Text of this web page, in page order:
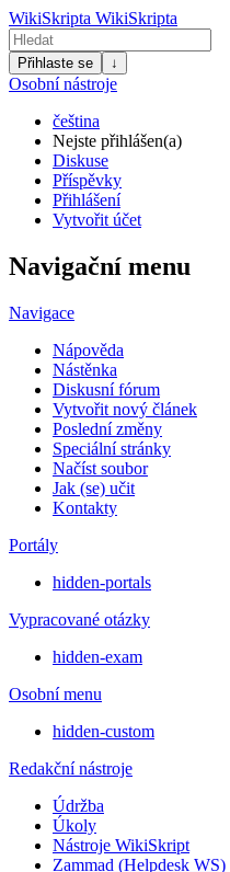
WikiSkripta WikiSkripta
Přihlaste se ↓
Osobní nástroje
čeština
Nejste přihlášen(a)
Diskuse
Příspěvky
Přihlášení
Vytvořit účet
Navigační menu
Navigace
Nápověda
Nástěnka
Diskusní fórum
Vytvořit nový článek
Poslední změny
Speciální stránky
Načíst soubor
Jak (se) učit
Kontakty
Portály
hidden-portals
Vypracované otázky
hidden-exam
Osobní menu
hidden-custom
Redakční nástroje
Údržba
Úkoly
Nástroje WikiSkript
Zammad (Helpdesk WS)